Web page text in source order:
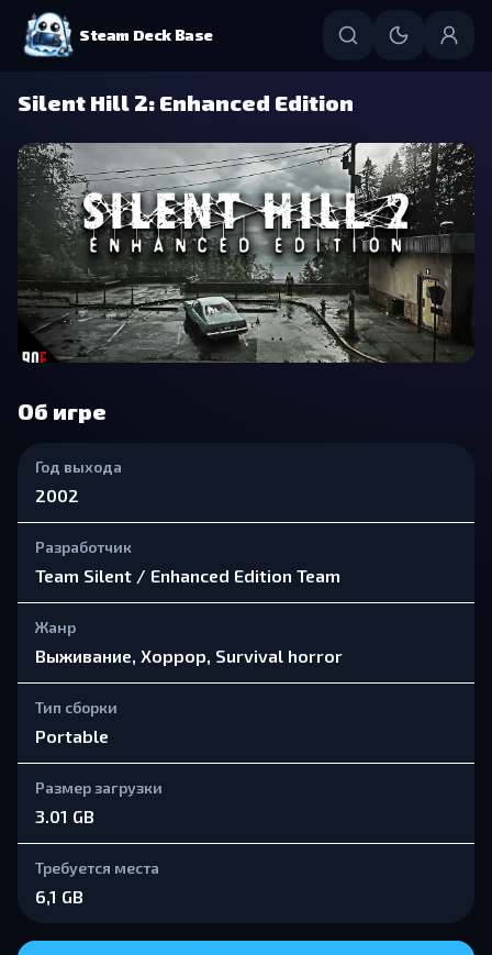
Steam Deck Base
Silent Hill 2: Enhanced Edition
Об игре
Год выхода
2002
Разработчик
Team Silent / Enhanced Edition Team
Жанр
Выживание, Хоррор, Survival horror
Тип сборки
Portable
Размер загрузки
3.01 GB
Требуется места
6,1 GB